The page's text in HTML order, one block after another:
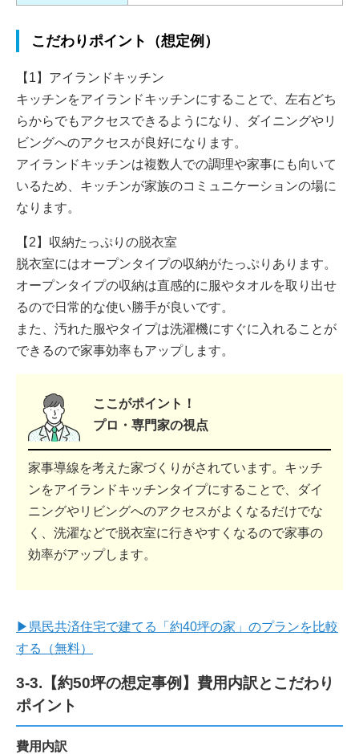
こだわりポイント（想定例）
【1】アイランドキッチン
キッチンをアイランドキッチンにすることで、左右どち
らからでもアクセスできるようになり、ダイニングやリ
ビングへのアクセスが良好になります。
アイランドキッチンは複数人での調理や家事にも向いて
いるため、キッチンが家族のコミュニケーションの場に
なります。
【2】収納たっぷりの脱衣室
脱衣室にはオープンタイプの収納がたっぷりあります。
オープンタイプの収納は直感的に服やタオルを取り出せ
るので日常的な使い勝手が良いです。
また、汚れた服やタイプは洗濯機にすぐに入れることが
できるので家事効率もアップします。
ここがポイント！
プロ・専門家の視点
家事導線を考えた家づくりがされています。キッチ
ンをアイランドキッチンタイプにすることで、ダイ
ニングやリビングへのアクセスがよくなるだけでな
く、洗濯などで脱衣室に行きやすくなるので家事の
効率がアップします。
▶県民共済住宅で建てる「約40坪の家」のプランを比較
する（無料）
3-3.【約50坪の想定事例】費用内訳とこだわり
ポイント
費用内訳